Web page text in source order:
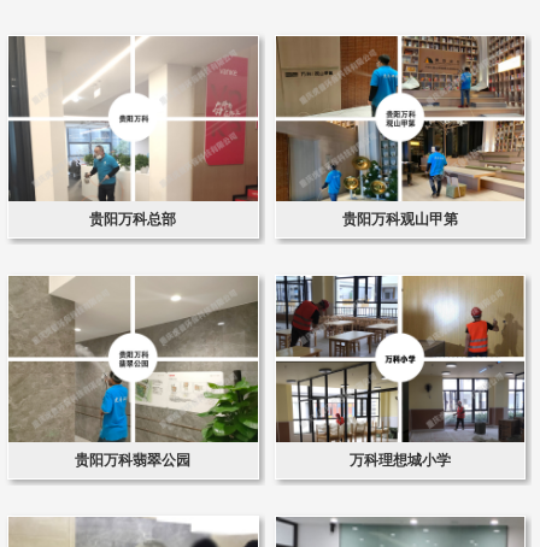
贵阳万科总部 贵阳万科观山甲第
贵阳万科翡翠公园 万科理想城小学